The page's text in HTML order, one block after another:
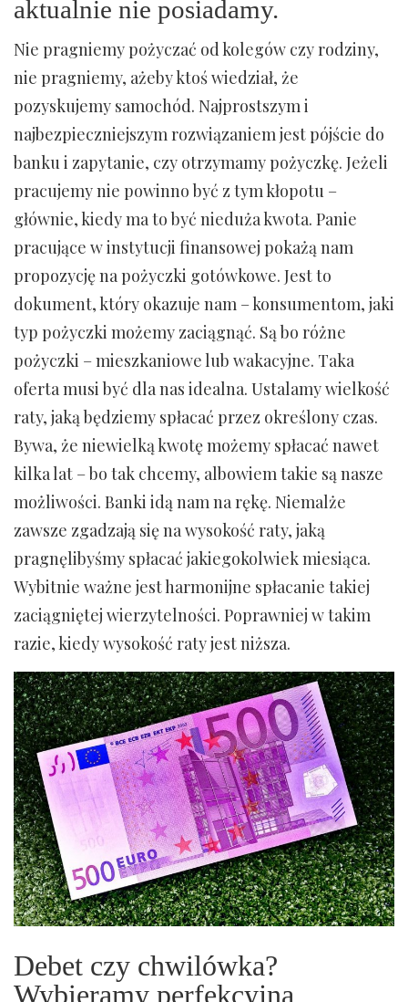
aktualnie nie posiadamy.
Nie pragniemy pożyczać od kolegów czy rodziny,
nie pragniemy, ażeby ktoś wiedział, że
pozyskujemy samochód. Najprostszym i
najbezpieczniejszym rozwiązaniem jest pójście do
banku i zapytanie, czy otrzymamy pożyczkę. Jeżeli
pracujemy nie powinno być z tym kłopotu –
głównie, kiedy ma to być nieduża kwota. Panie
pracujące w instytucji finansowej pokażą nam
propozycję na pożyczki gotówkowe. Jest to
dokument, który okazuje nam – konsumentom, jaki
typ pożyczki możemy zaciągnąć. Są bo różne
pożyczki – mieszkaniowe lub wakacyjne. Taka
oferta musi być dla nas idealna. Ustalamy wielkość
raty, jaką będziemy spłacać przez określony czas.
Bywa, że niewielką kwotę możemy spłacać nawet
kilka lat – bo tak chcemy, albowiem takie są nasze
możliwości. Banki idą nam na rękę. Niemalże
zawsze zgadzają się na wysokość raty, jaką
pragnęlibyśmy spłacać jakiegokolwiek miesiąca.
Wybitnie ważne jest harmonijne spłacanie takiej
zaciągniętej wierzytelności. Poprawniej w takim
razie, kiedy wysokość raty jest niższa.
Debet czy chwilówka?
Wybieramy perfekcyjną